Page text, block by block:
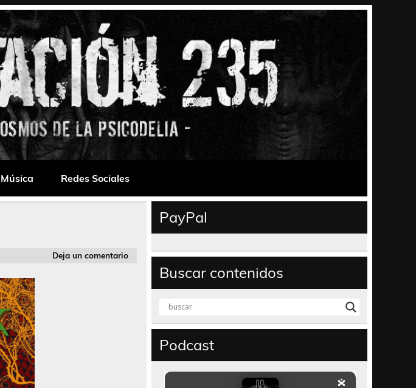
Música Redes Sociales
Deja un comentario
PayPal
Buscar contenidos
Podcast